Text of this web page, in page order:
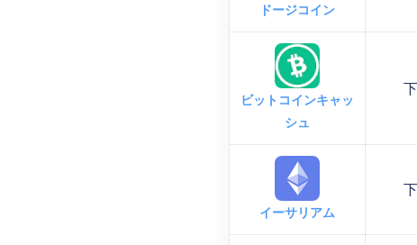
ドージコイン
ビットコインキャッ
シュ
イーサリアム